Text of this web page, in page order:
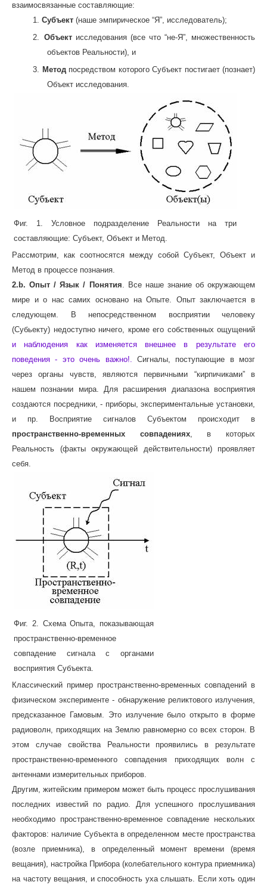
взаимосвязанные составляющие:
1.
Субъект(наше эмпирическое “Я”, исследователь);
2. Объектисследования (все что “не-Я”, множественность
объектов Реальности), и
3. Методпосредством которого Субъект постигает (познает)
Объект исследования.
Фиг. 1. Условное подразделение Реальности на три
составляющие: Субъект, Объект и Метод.
Рассмотрим, как соотносятся между собой Субъект, Объект и
Метод в процессе познания.
2.b. Опыт / Язык / Понятия . Все наше знание об окружающем
мире и о нас самих основано на Опыте. Опыт заключается в
следующем. В непосредственном восприятии человеку
(Субьекту) недоступно ничего, кроме его собственных ощущений
и наблюдения как изменяется внешнее в результате его
поведения - это очень важно!.
Сигналы, поступающие в мозг
через органы чувств, являются первичными “кирпичиками” в
нашем познании мира. Для расширения диапазона восприятия
создаются посредники, - приборы, экспериментальные установки,
и пр. Восприятие сигналов Субъектом происходит в
пространственно-временных совпадениях, в которых
Реальность (факты окружающей действительности) проявляет
себя.
Фиг. 2. Схема Опыта, показывающая
пространственно-временноe
совпадениe сигнала с органами
восприятия Субъекта.
Классический пример пространственно-временных совпадений в
физическом эксперименте - обнаружение реликтового излучения,
предсказанное Гамовым. Это излучение было открыто в форме
радиоволн, приходящих на Землю равномерно со всех сторон. В
этом случае свойства Реальности проявились в результате
пространственно-временного совпадения приходящих волн с
антеннами измерительных приборов.
Другим, житейским примером может быть процесс прослушивания
последних известий по радио. Для успешного прослушивания
необходимо пространственно-временное совпадение нескольких
факторов: наличие Субъекта в определенном месте пространства
(возле приемника), в определенный момент времени (время
вещания), настройка Прибора (колебательного контура приемника)
на частоту вещания, и способность уха слышать. Если хоть один